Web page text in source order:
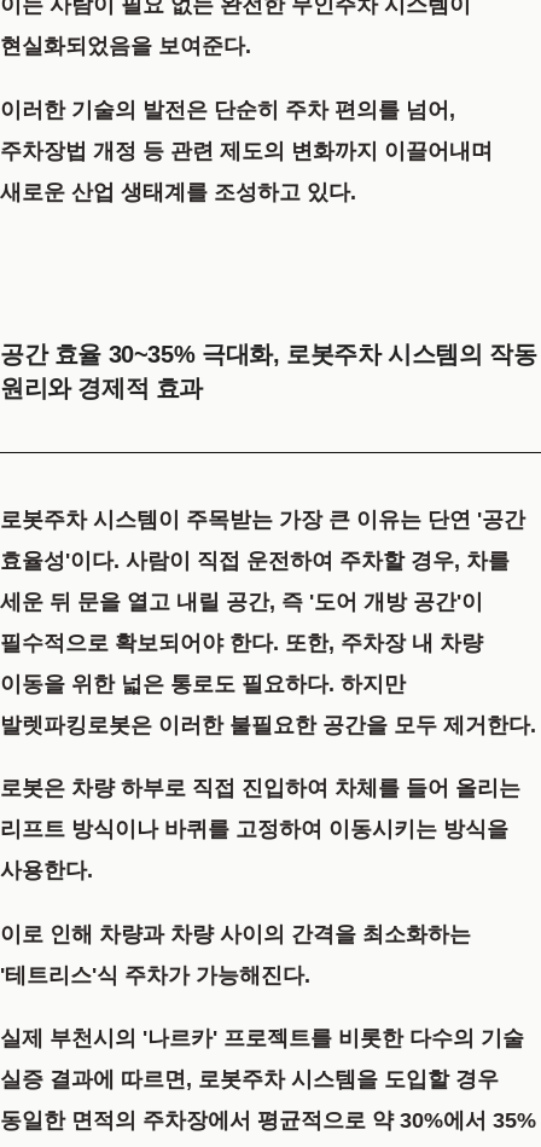
이는 사람이 필요 없는 완전한 무인주차시스템이
현실화되었음을 보여준다.
이러한 기술의 발전은 단순히 주차 편의를 넘어,
주차장법 개정 등 관련 제도의 변화까지 이끌어내며
새로운 산업 생태계를 조성하고 있다.
공간 효율 30~35% 극대화, 로봇주차 시스템의 작동
원리와 경제적 효과
로봇주차 시스템이 주목받는 가장 큰 이유는 단연 '공간
효율성'이다. 사람이 직접 운전하여 주차할 경우, 차를
세운 뒤 문을 열고 내릴 공간, 즉 '도어 개방 공간'이
필수적으로 확보되어야 한다. 또한, 주차장 내 차량
이동을 위한 넓은 통로도 필요하다. 하지만
발렛파킹로봇은 이러한 불필요한 공간을 모두 제거한다.
로봇은 차량 하부로 직접 진입하여 차체를 들어 올리는
리프트 방식이나 바퀴를 고정하여 이동시키는 방식을
사용한다.
이로 인해 차량과 차량 사이의 간격을 최소화하는
'테트리스'식 주차가 가능해진다.
실제 부천시의 '나르카' 프로젝트를 비롯한 다수의 기술
실증 결과에 따르면, 로봇주차 시스템을 도입할 경우
동일한 면적의 주차장에서 평균적으로 약 30%에서 35%